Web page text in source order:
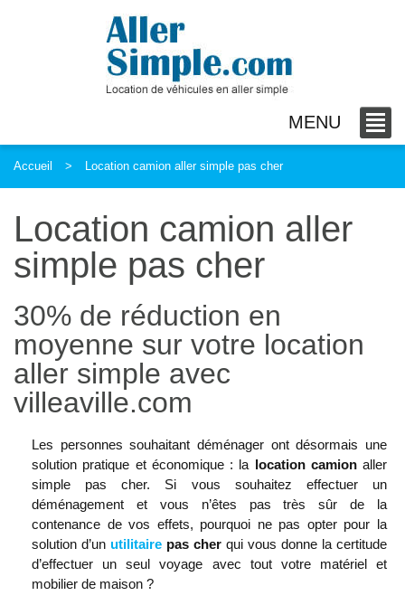
MENU
Accueil Location camion aller simple pas cher
Location camion aller
simple pas cher
30% de réduction en
moyenne sur votre location
aller simple avec
villeaville.com
Les personnes souhaitant déménager ont désormais une
solution pratique et économique : la location camionaller
simple pas cher. Si vous souhaitez effectuer un
déménagement et vous n’êtes pas très sûr de la
contenance de vos effets, pourquoi ne pas opter pour la
solution d’un utilitaire pas cher qui vous donne la certitude
d’effectuer un seul voyage avec tout votre matériel et
mobilier de maison ?